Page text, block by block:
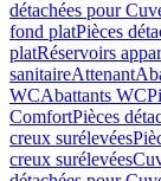
détachées pour
fond platPièces
platRéservoirs
sanitaireAttenant
WCAbattants WC
ComfortPièces
creux surélevées
creux surélevées